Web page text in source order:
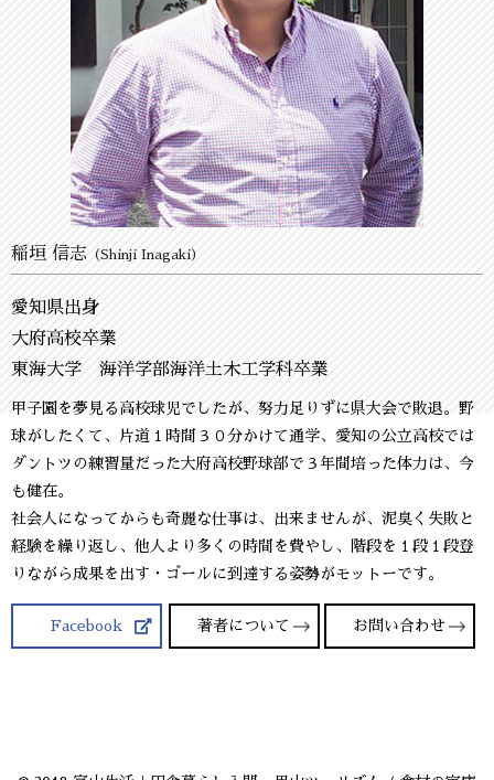
稲垣 信志（Shinji Inagaki）
愛知県出身
大府高校卒業
東海大学 海洋学部海洋土木工学科卒業
甲子園を夢見る高校球児でしたが、努力足りずに県大会で敗退。野
球がしたくて、片道１時間３０分かけて通学、愛知の公立高校では
ダントツの練習量だった大府高校野球部で３年間培った体力は、今
も健在。
社会人になってからも奇麗な仕事は、出来ませんが、泥臭く失敗と
経験を繰り返し、他人より多くの時間を費やし、階段を１段１段登
りながら成果を出す・ゴールに到達する姿勢がモットーです。
Facebook 著者について お問い合わせ